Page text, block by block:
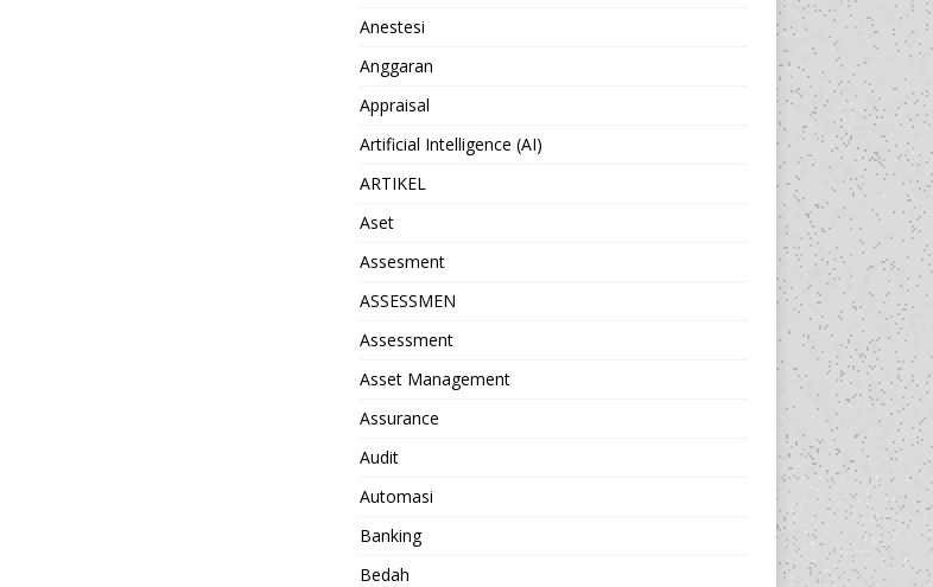
Anestesi
Anggaran
Appraisal
Artificial Intelligence (AI)
ARTIKEL
Aset
Assesment
ASSESSMEN
Assessment
Asset Management
Assurance
Audit
Automasi
Banking
Bedah